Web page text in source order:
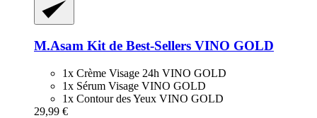
M.Asam Kit de Best-​Sellers VINO GOLD
1x Crème Visage 24h VINO GOLD
1x Sérum Visage VINO GOLD
1x Contour des Yeux VINO GOLD
29,99 €